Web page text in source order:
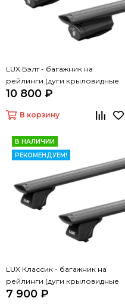
LUX Бэлт - багажник на
рейлинги (дуги крыловидные
черные, 1,3м)
10 800 ₽
В корзину
В НАЛИЧИИ
РЕКОМЕНДУЕМ!
LUX Классик - багажник на
рейлинги (дуги крыловидные
черные, 1,3м)
7 900 ₽